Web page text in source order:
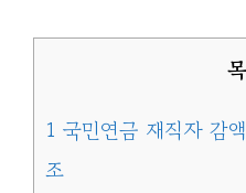
1 국민연금 재직자 감
조